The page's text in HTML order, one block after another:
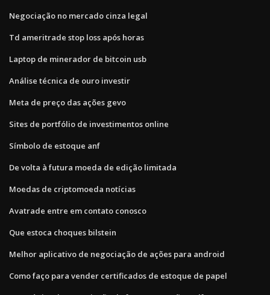
Negociação no mercado cinza legal
Td ameritrade stop loss após horas
Laptop de minerador de bitcoin usb
Análise técnica de ouro investir
Meta de preço das ações gevo
Sites de portfólio de investimentos online
Símbolo de estoque anf
De volta à futura moeda de edição limitada
Moedas de criptomoeda notícias
Avatrade entre em contato conosco
Que estoca choques bilstein
Melhor aplicativo de negociação de ações para android
Como faço para vender certificados de estoque de papel